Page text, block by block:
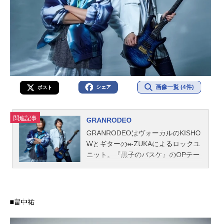
ポスト シェア 画像一覧 (4件)
関連記事
GRANRODEO
GRANRODEOはヴォーカルのKISHO
Wとギターのe-ZUKAによるロックユ
ニット。『黒子のバスケ』のOPテー
■畠中祐